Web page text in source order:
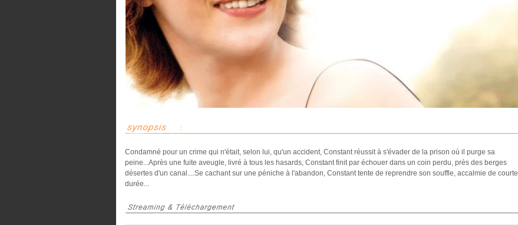
Condamné pour un crime qui n'était, selon lui, qu'un accident, Constant réussit à s'évader de la prison où il purge sa
peine...Après une fuite aveugle, livré à tous les hasards, Constant finit par échouer dans un coin perdu, près des berges
désertes d'un canal....Se cachant sur une péniche à l'abandon, Constant tente de reprendre son souffle, accalmie de courte
durée...